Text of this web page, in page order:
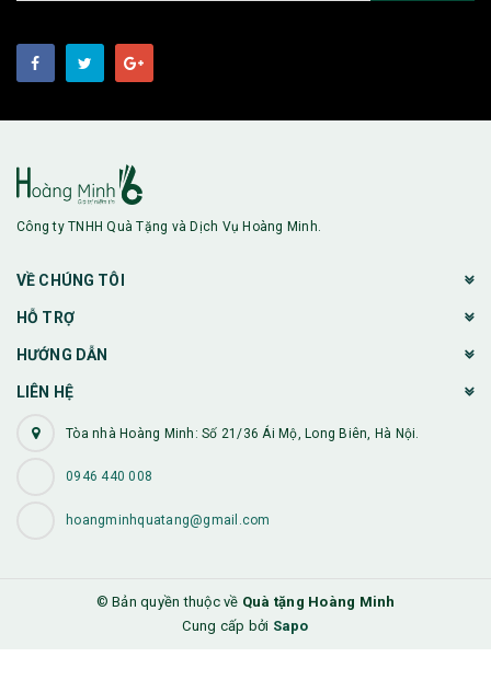
Công ty TNHH Quà Tặng và Dịch Vụ Hoàng Minh.
VỀ CHÚNG TÔI
HỖ TRỢ
HƯỚNG DẪN
LIÊN HỆ
Tòa nhà Hoàng Minh: Số 21/36 Ái Mộ, Long Biên, Hà Nội.
0946 440 008
hoangminhquatang@gmail.com
© Bản quyền thuộc về Quà tặng Hoàng Minh
Cung cấp bởi Sapo